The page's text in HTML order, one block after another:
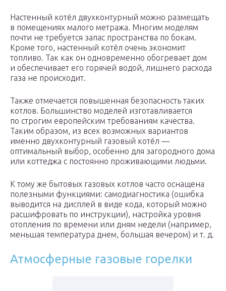
Настенный котёл двухконтурный можно размещать
в помещениях малого метража. Многим моделям
почти не требуется запас пространства по бокам.
Кроме того, настенный котёл очень экономит
топливо. Так как он одновременно обогревает дом
и обеспечивает его горячей водой, лишнего расхода
газа не происходит.
Также отмечается повышенная безопасность таких
котлов. Большинство моделей изготавливается
по строгим европейским требованиям качества.
Таким образом, из всех возможных вариантов
именно двухконтурный газовый котёл —
оптимальный выбор, особенно для загородного дома
или коттеджа с постоянно проживающими людьми.
К тому же бытовых газовых котлов часто оснащена
полезными функциями: самодиагностика (ошибка
выводится на дисплей в виде кода, который можно
расшифровать по инструкции), настройка уровня
отопления по времени или дням недели (например,
меньшая температура днем, большая вечером) и т. д.
Атмосферные газовые горелки